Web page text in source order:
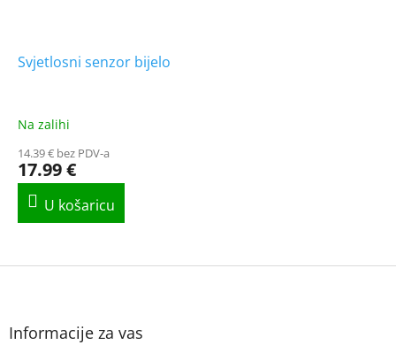
Svjetlosni senzor bijelo
Na zalihi
14.39 € bez PDV-a
17.99 €
F
Informacije za vas